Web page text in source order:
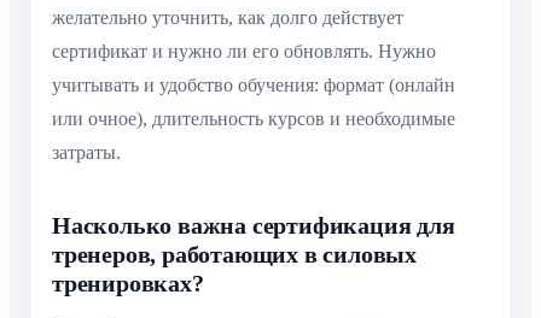
желательно уточнить, как долго действует
сертификат и нужно ли его обновлять. Нужно
учитывать и удобство обучения: формат (онлайн
или очное), длительность курсов и необходимые
затраты.
Насколько важна сертификация для
тренеров, работающих в силовых
тренировках?